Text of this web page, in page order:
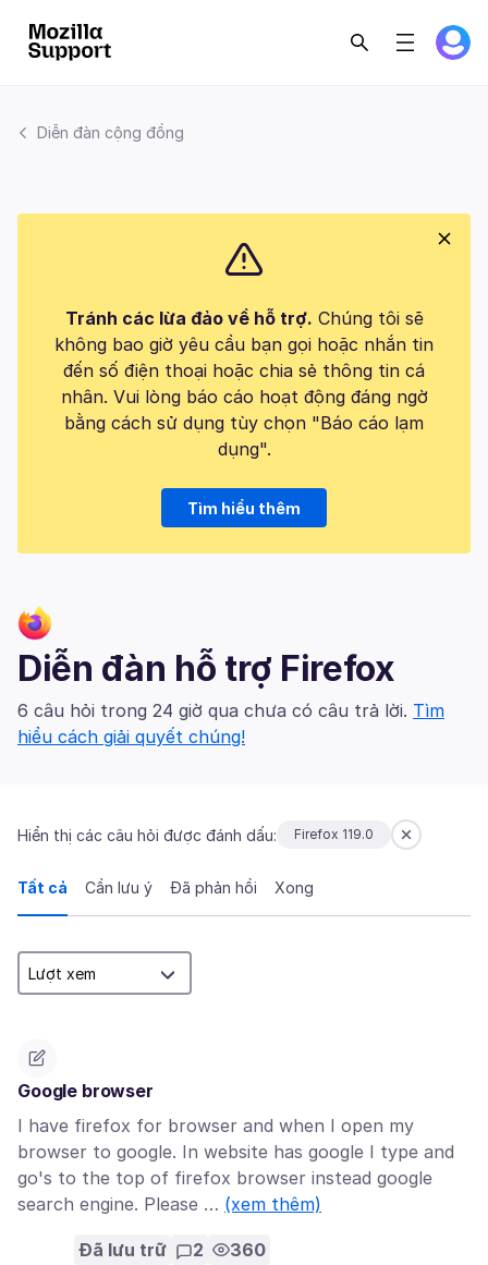
Diễn đàn cộng đồng
Tránh các lừa đảo về hỗ trợ. Chúng tôi sẽ
không bao giờ yêu cầu bạn gọi hoặc nhắn tin
đến số điện thoại hoặc chia sẻ thông tin cá
nhân. Vui lòng báo cáo hoạt động đáng ngờ
bằng cách sử dụng tùy chọn "Báo cáo lạm
dụng".
Tìm hiểu thêm
Diễn đàn hỗ trợ Firefox
6 câu hỏi trong 24 giờ qua chưa có câu trả lời. Tìm
hiểu cách giải quyết chúng!
Hiển thị các câu hỏi được đánh dấu: Firefox 119.0
Tất cả Cần lưu ý Đã phản hồi Xong
Google browser
I have firefox for browser and when I open my
browser to google. In website has google I type and
go's to the top of firefox browser instead google
search engine. Please … (xem thêm)
Đã lưu trữ 2 360